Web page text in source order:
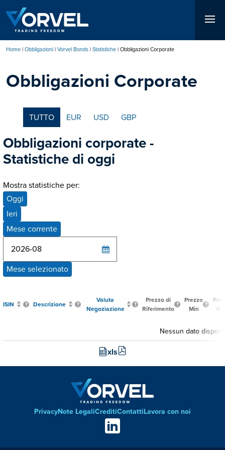
contenuto
principale
di
Home Obbligazioni Vorvel Bonds Statistiche Obbligazioni Corporate
Obbligazioni Corporate
TUTTO EUR USD GBP
Obbligazioni corporate -
Statistiche di oggi
Mostra statistiche per:
Oggi
Ieri
Mese corrente
Mese selezionato
ISIN Descrizione
Valuta
Negoziazione
Prezzo di
Riferimento
Prezzo
Min
Nessun dato
xls
Footer
PrivacyNote LegaliCreditiContattiLavora con noi
Social